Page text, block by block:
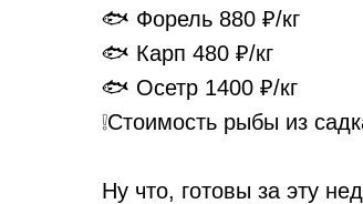
🐟 Форель 880 ₽/кг
🐟 Карп 480 ₽/кг
🐟 Осетр 1400 ₽/кг
❕Стоимость рыбы из
Ну что, готовы за эту